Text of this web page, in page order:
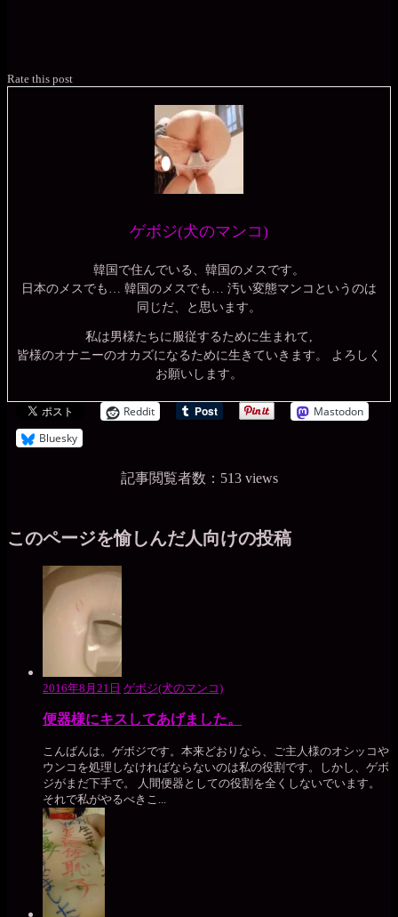
Rate this post
ゲボジ(犬のマンコ)
韓国で住んでいる、韓国のメスです。
日本のメスでも… 韓国のメスでも… 汚い変態マンコというのは
同じだ、と思います。
私は男様たちに服従するために生まれて,
皆様のオナニーのオカズになるために生きていきます。 よろしく
お願いします。
Reddit
Mastodon
Bluesky
記事閲覧者数：513 views
このページを愉しんだ人向けの投稿
2016年8月21日 ゲボジ(犬のマンコ)
便器様にキスしてあげました。
こんばんは。ゲボジです。本来どおりなら、ご主人様のオシッコや
ウンコを処理しなければならないのは私の役割です。しかし、ゲボ
ジがまだ下手で。 人間便器としての役割を全くしないでいます。
それで私がやるべきこ...